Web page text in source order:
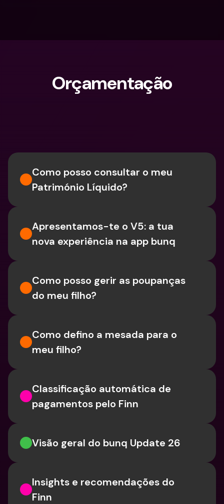
Orçamentação
Como posso consultar o meu
Património Líquido?
Apresentamos-te o V5: a tua
nova experiência na app bunq
Como posso gerir as poupanças
do meu filho?
Como defino a mesada para o
meu filho?
Classificação automática de
pagamentos pelo Finn
Visão geral do bunq Update 26
Insights e recomendações do
Finn